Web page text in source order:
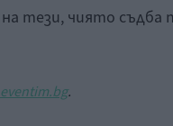
тези, чиято съдба
eventim.bg.